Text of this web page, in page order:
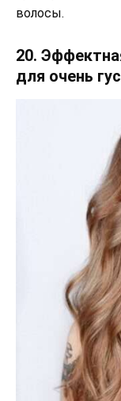
волосы.
20.
для очень